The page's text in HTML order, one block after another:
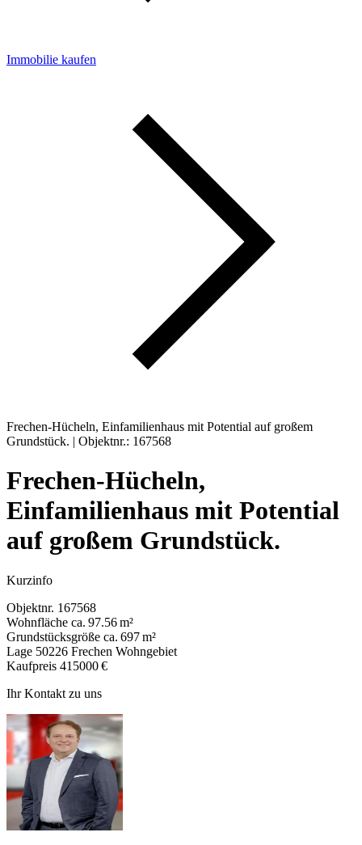
Immobilie kaufen
Frechen-Hücheln, Einfamilienhaus mit Potential auf großem
Grundstück. | Objektnr.: 167568
Frechen-Hücheln,
Einfamilienhaus mit Potential
auf großem Grundstück.
Kurzinfo
Objektnr. 167568
Wohnfläche ca. 97.56 m²
Grundstücksgröße ca. 697 m²
Lage 50226 Frechen Wohngebiet
Kaufpreis 415000 €
Ihr Kontakt zu uns